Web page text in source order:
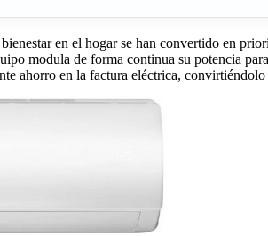
en el hogar se han convertido en
modula de forma continua su potencia
ahorro en la factura eléctrica,